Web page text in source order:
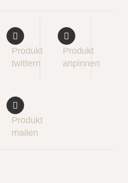
Produkt
twittern
Produkt
anpinnen
Produkt
mailen